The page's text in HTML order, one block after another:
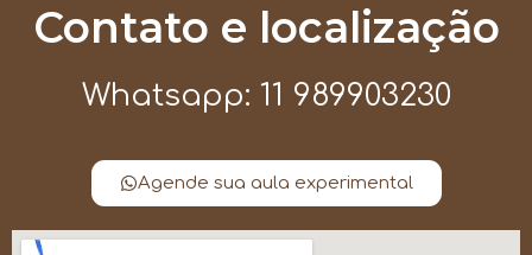
Contato e localização
Whatsapp: 11 989903230
Agende sua aula experimental